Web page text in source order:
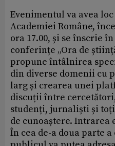
Evenimentul va avea
Academiei Române,
ora 17.00, și se înscrie
conferințe „Ora de
propune întâlnirea
din diverse domenii cu
larg și crearea unei
discuții între
studenți, jurnaliști și
de cunoaștere. Intrarea
În cea de-a doua parte